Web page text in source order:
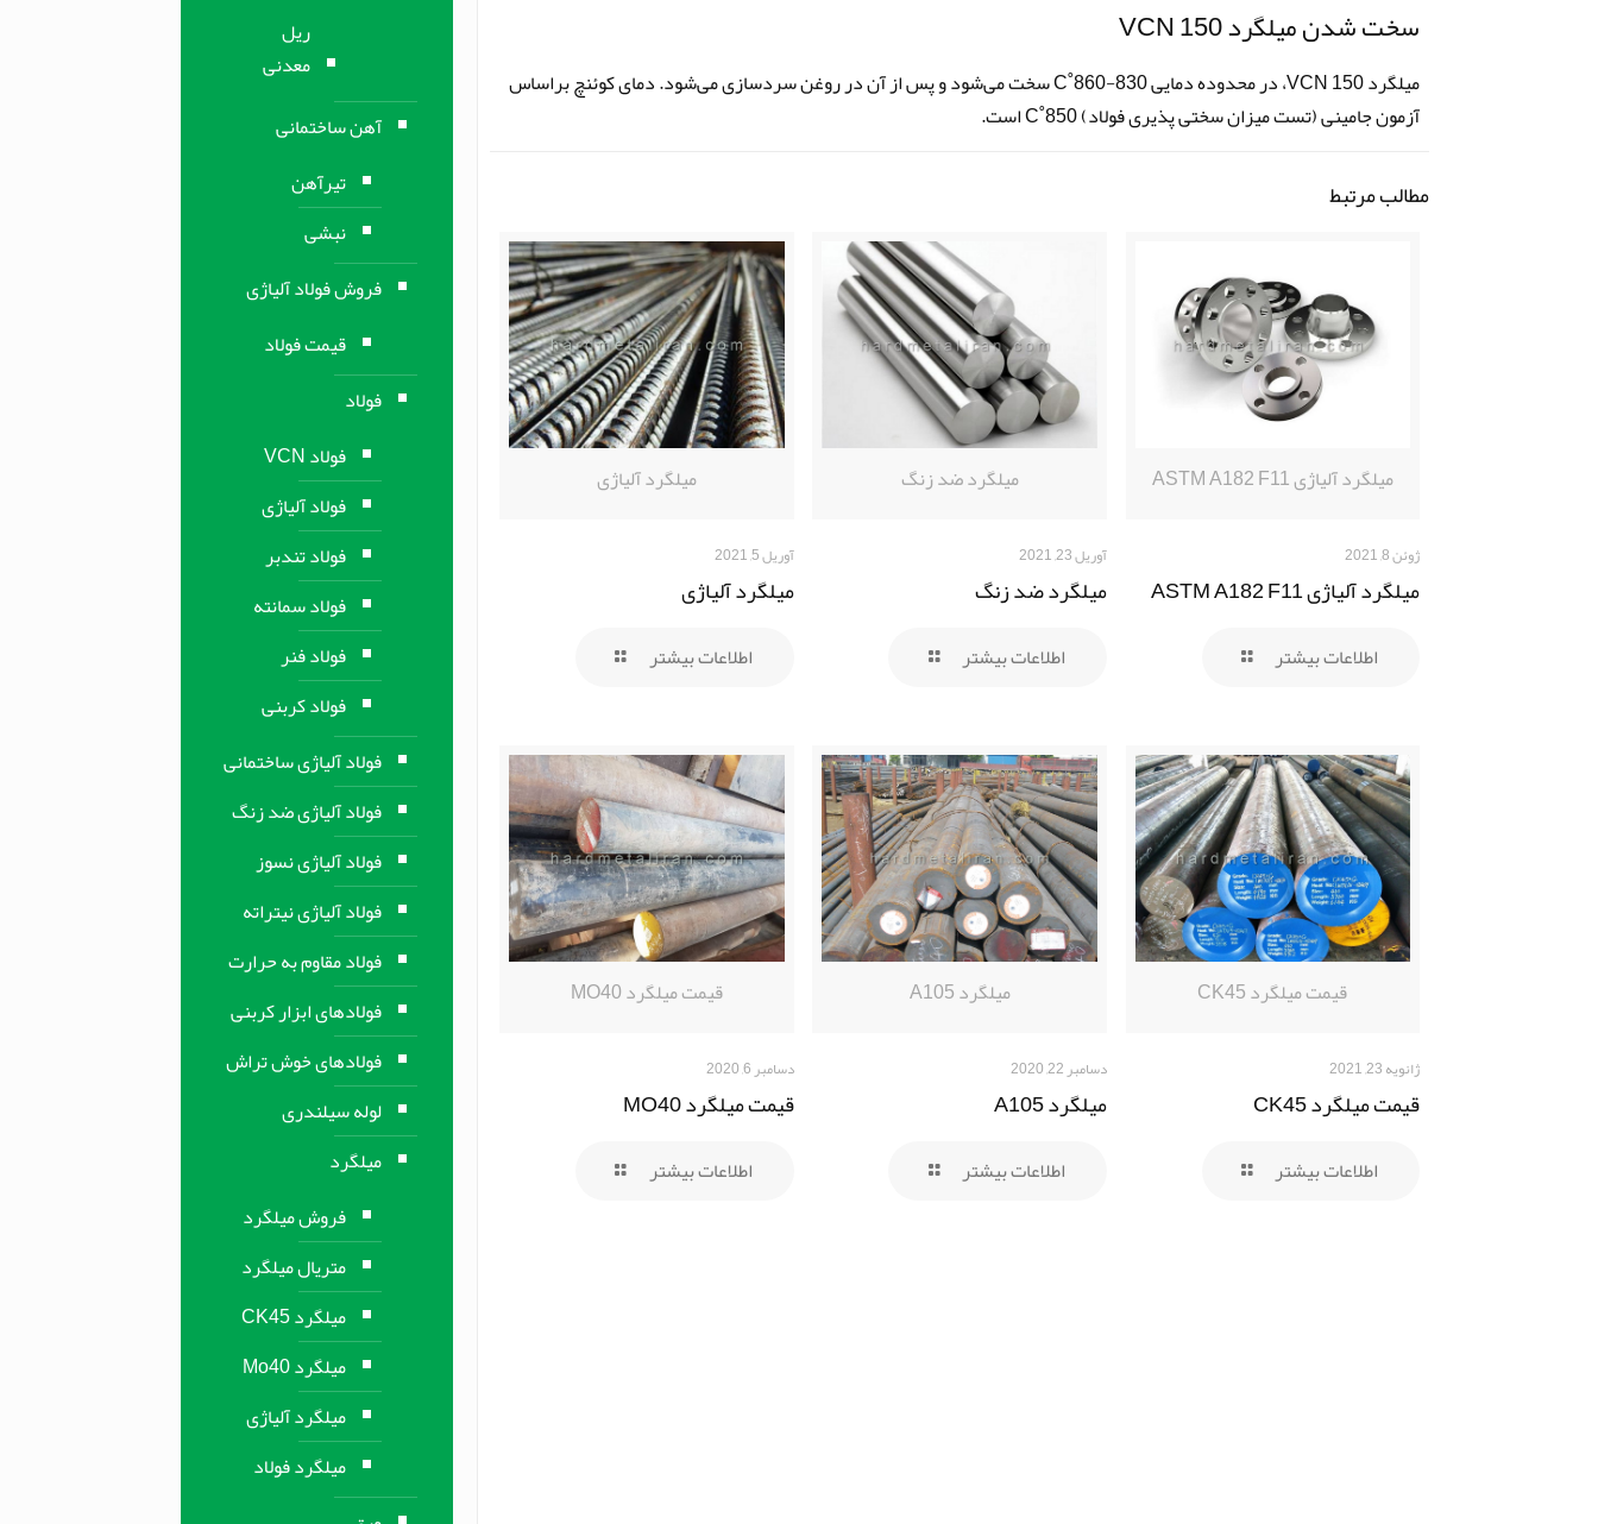
سخت شدن میلگرد VCN 150
میلگرد VCN 150، در محدوده دمایی 830-860˚C سخت می‌شود و پس از آن در روغن سردسازی می‌شود. دمای کوئنچ براساس
آزمون جامینی (تست میزان سختی پذیری فولاد) 850˚C است.
مطالب مرتبط
میلگرد آلیاژی ASTM A182 F11
ژوئن 8, 2021
میلگرد آلیاژی ASTM A182 F11
اطلاعات بیشتر
میلگرد ضد زنگ
آوریل 23, 2021
میلگرد ضد زنگ
اطلاعات بیشتر
میلگرد آلیاژی
آوریل 5, 2021
میلگرد آلیاژی
اطلاعات بیشتر
قیمت میلگرد CK45
ژانویه 23, 2021
قیمت میلگرد CK45
اطلاعات بیشتر
میلگرد A105
دسامبر 22, 2020
میلگرد A105
اطلاعات بیشتر
قیمت میلگرد MO40
دسامبر 6, 2020
قیمت میلگرد MO40
اطلاعات بیشتر
ریل
معدنی
آهن ساختمانی
تیرآهن
نبشی
فروش فولاد آلیاژی
قیمت فولاد
فولاد
فولاد VCN
فولاد آلیاژی
فولاد تندبر
فولاد سمانته
فولاد فنر
فولاد کربنی
فولاد آلیاژی ساختمانی
فولاد آلیاژی ضد زنگ
فولاد آلیاژی نسوز
فولاد آلیاژی نیتراته
فولاد مقاوم به حرارت
فولادهای ابزار کربنی
فولادهای خوش تراش
لوله سیلندری
میلگرد
فروش میلگرد
متریال میلگرد
میلگرد CK45
میلگرد Mo40
میلگرد آلیاژی
میلگرد فولاد